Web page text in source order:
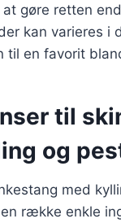
gøre retten
kan varieres i
til en favorit
til
og
med
række enkle